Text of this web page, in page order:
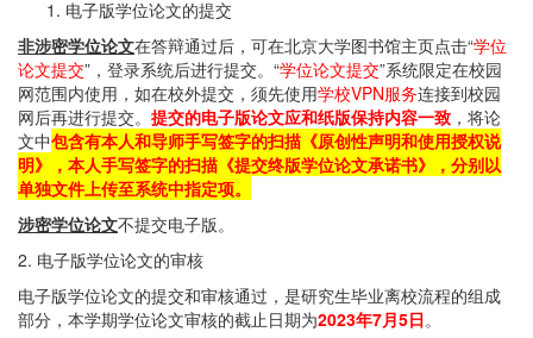
电子版学位论文的提交
非涉密学位论文在答辩通过后，可在北京大学图书馆主页点击“学位
论文提交”，登录系统后进行提交。“学位论文提交”系统限定在校园
网范围内使用，如在校外提交，须先使用学校VPN服务连接到校园
网后再进行提交。 提交的电子版论文应和纸版保持内容一致 ，将论
文中包含有本人和导师手写签字的扫描《原创性声明和使用授权说
明》，本人手写签字的扫描《提交终版学位论文承诺书》，分别以
单独文件上传至系统中指定项。
涉密学位论文不提交电子版。
2. 电子版学位论文的审核
电子版学位论文的提交和审核通过，是研究生毕业离校流程的组成
部分，本学期学位论文审核的截止日期为2023年7月5日。